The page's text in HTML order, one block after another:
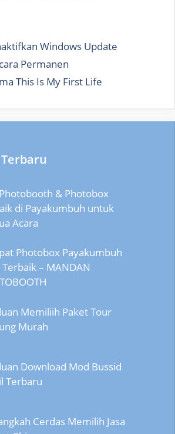
Windows Update
Permanen
This Is My First Life
Photobooth & Photobox
di Payakumbuh untuk
Acara
Photobox Payakumbuh
– MANDAN
Memiliih Paket Tour
Murah
Download Mod Bussid
Terbaru
Cerdas Memilih Jasa